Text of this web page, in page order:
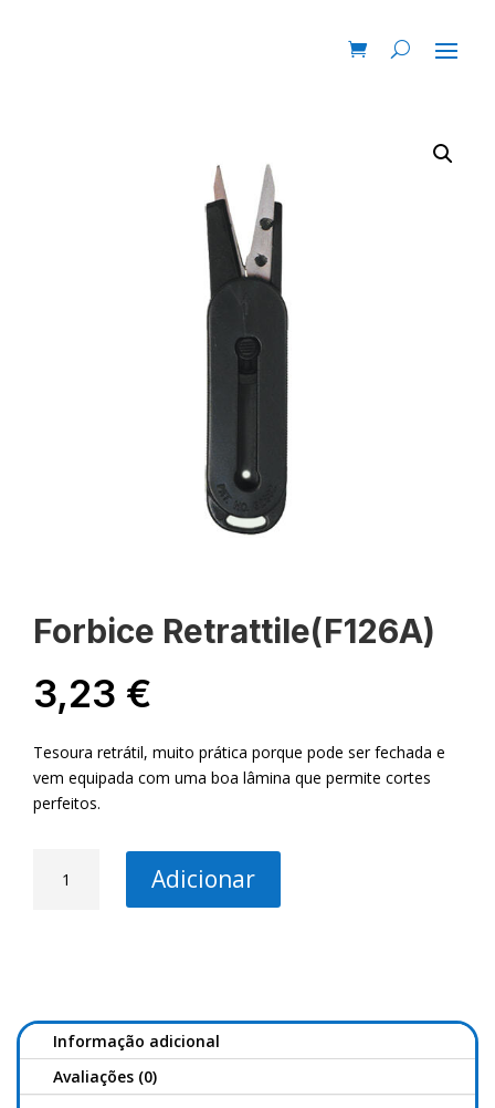
Forbice Retrattile(F126A)
3,23 €
Tesoura retrátil, muito prática porque pode ser fechada e
vem equipada com uma boa lâmina que permite cortes
perfeitos.
Adicionar
Informação adicional
Avaliações (0)